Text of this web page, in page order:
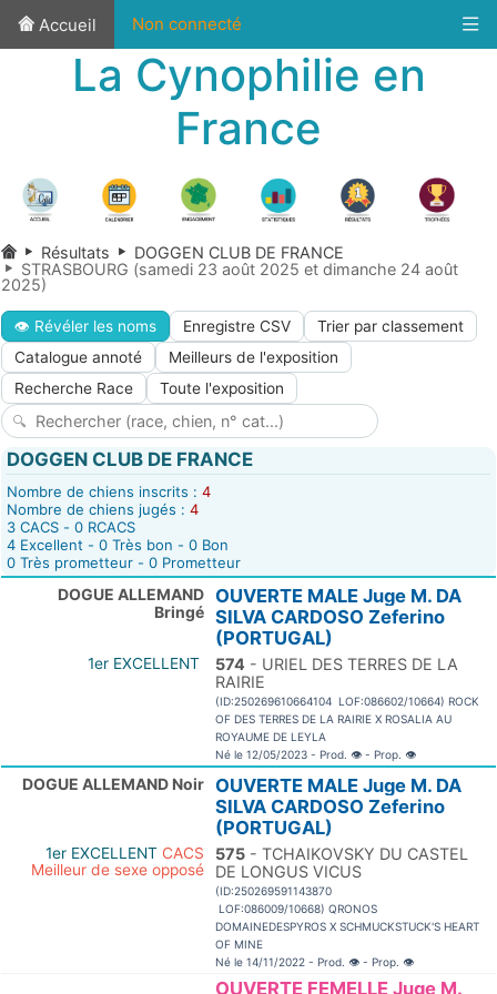
Accueil Non connecté
La Cynophilie en
France
Résultats
DOGGEN CLUB DE FRANCE
STRASBOURG (samedi 23 août 2025 et dimanche 24 août
2025)
👁 Révéler les noms Enregistre CSV
Trier par classement
Catalogue annoté
Meilleurs de l'exposition
Recherche Race
Toute l'exposition
DOGGEN CLUB DE FRANCE
Nombre de chiens inscrits : 4
Nombre de chiens jugés : 4
3 CACS - 0 RCACS
4 Excellent - 0 Très bon - 0 Bon
0 Très prometteur - 0 Prometteur
DOGUE ALLEMAND
Bringé
OUVERTE MALE Juge M. DA
SILVA CARDOSO Zeferino
(PORTUGAL)
1er EXCELLENT 574 - URIEL DES TERRES DE LA
RAIRIE
(ID:250269610664104 LOF:086602/10664) ROCK
OF DES TERRES DE LA RAIRIE X ROSALIA AU
ROYAUME DE LEYLA
Né le 12/05/2023 - Prod. 👁 - Prop. 👁
DOGUE ALLEMAND Noir OUVERTE MALE Juge M. DA
SILVA CARDOSO Zeferino
(PORTUGAL)
1er EXCELLENT CACS
Meilleur de sexe opposé
575 - TCHAIKOVSKY DU CASTEL
DE LONGUS VICUS
(ID:250269591143870
LOF:086009/10668) QRONOS
DOMAINEDESPYROS X SCHMUCKSTUCK'S HEART
OF MINE
Né le 14/11/2022 - Prod. 👁 - Prop. 👁
OUVERTE FEMELLE Juge M.